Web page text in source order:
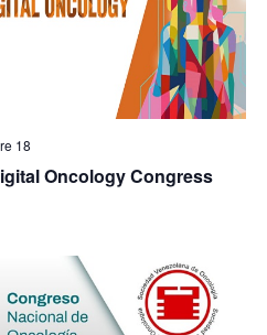
Oncology Congress
18